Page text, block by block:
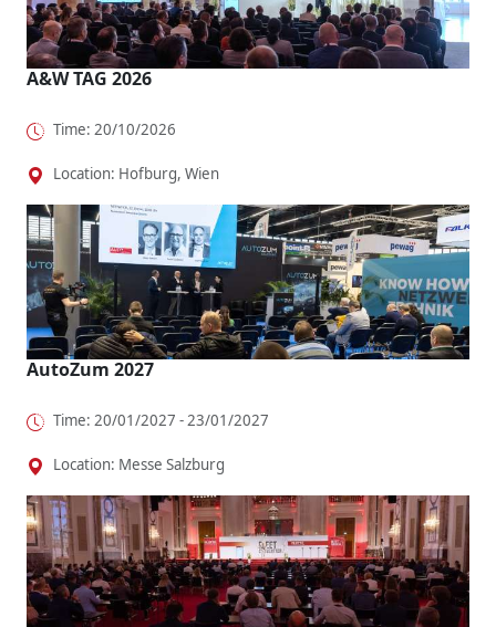
A&W TAG 2026
Time: 20/10/2026
Location: Hofburg, Wien
AutoZum 2027
Time: 20/01/2027 - 23/01/2027
Location: Messe Salzburg